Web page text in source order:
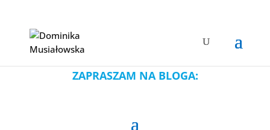
ZAPRASZAM NA BLOGA: